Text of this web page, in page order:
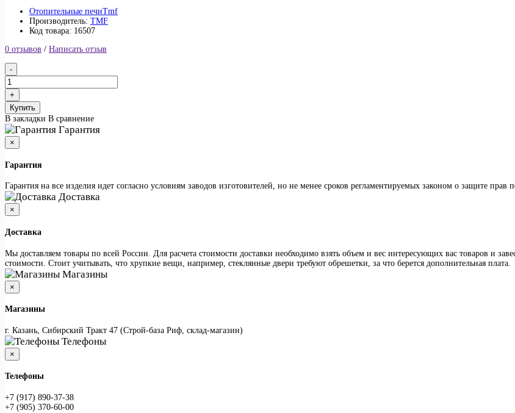
Отопительные печиTmf
Производитель: TMF
Код товара: 16507
0 отзывов / Написать отзыв
Купить
В закладки В сравнение
Гарантия
×
Гарантия
Гарантия на все изделия идет согласно условиям заводов изготовителей, но не менее сроков регламентируемых законом о защите прав
Доставка
×
Доставка
Мы доставляем товары по всей России. Для расчета стоимости доставки необходимо взять объем и вес интересующих вас товаров и
стоимости. Стоит учитывать, что хрупкие вещи, например, стеклянные двери требуют обрешетки, за что берется дополнительная плата.
Магазины
×
Магазины
г. Казань, Сибирский Тракт 47 (Строй-база Риф, склад-магазин)
Телефоны
×
Телефоны
+7 (917) 890-37-38
+7 (905) 370-60-00